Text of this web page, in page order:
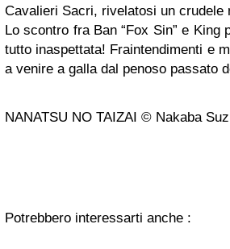
Cavalieri Sacri, rivelatosi un
Lo scontro fra Ban “Fox Sin” e King
tutto inaspettata! Fraintendimenti e
a venire a galla dal penoso passato
NANATSU NO TAIZAI © Nakaba
Potrebbero interessarti anche :